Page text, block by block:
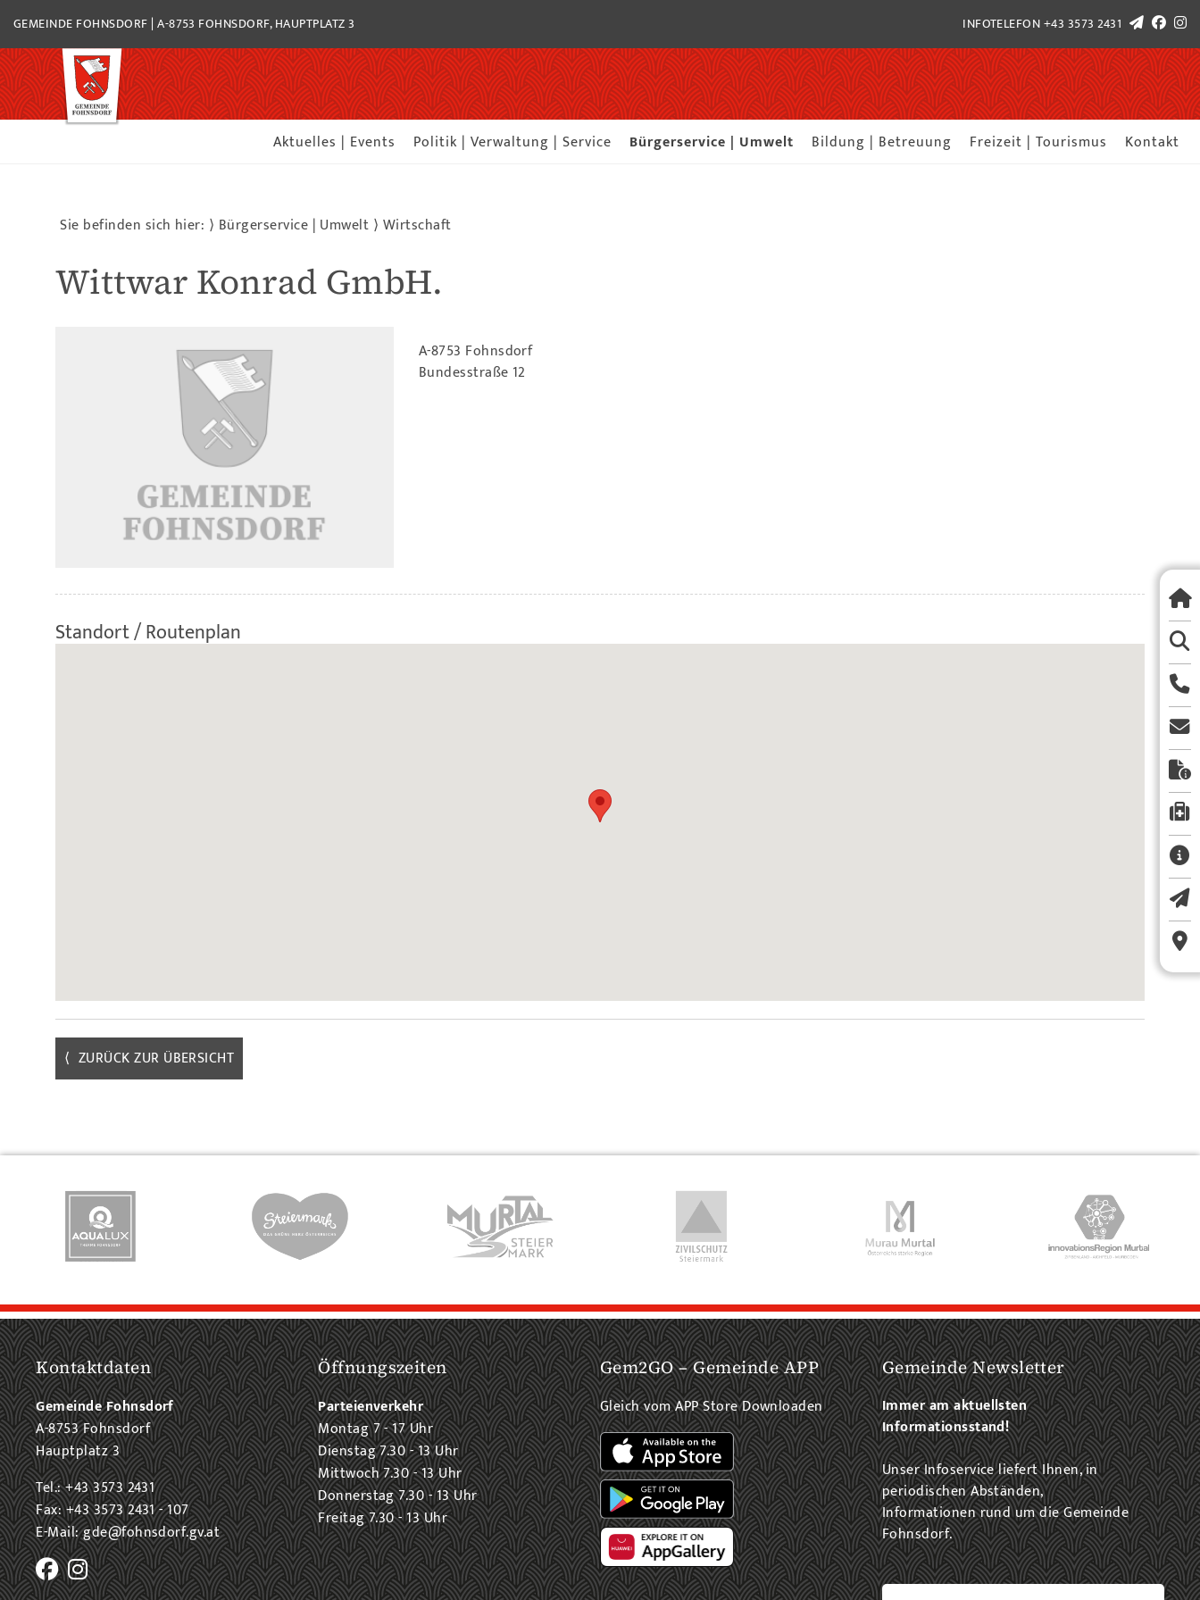
GEMEINDE FOHNSDORF | A-8753 FOHNSDORF, HAUPTPLATZ 3 INFOTELEFON+43 3573 2431
Aktuelles | Events Politik | Verwaltung | Service Bürgerservice | Umwelt Bildung | Betreuung Freizeit | Tourismus Kontakt
Sie befinden sich hier: ⟩ Bürgerservice | Umwelt ⟩ Wirtschaft
Wittwar Konrad GmbH.
A-8753 Fohnsdorf
Bundesstraße 12
Standort / Routenplan
⟨ ZURÜCK ZUR ÜBERSICHT
Kontaktdaten
Gemeinde Fohnsdorf
A-8753 Fohnsdorf
Hauptplatz 3
Tel.: +43 3573 2431
Fax: +43 3573 2431 - 107
E-Mail: gde@fohnsdorf.gv.at
Öffnungszeiten
Parteienverkehr
Montag 7 - 17 Uhr
Dienstag 7.30 - 13 Uhr
Mittwoch 7.30 - 13 Uhr
Donnerstag 7.30 - 13 Uhr
Freitag 7.30 - 13 Uhr
Gem2GO – Gemeinde APP
Gleich vom APP Store Downloaden
Gemeinde Newsletter
Immer am aktuellsten
Informationsstand!
Unser Infoservice liefert Ihnen, in
periodischen Abständen,
Informationen rund um die Gemeinde
Fohnsdorf.